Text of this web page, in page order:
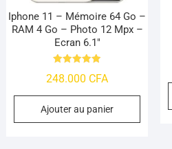
Iphone 11 – Mémoire 64 Go –
RAM 4 Go – Photo 12 Mpx –
Ecran 6.1″
4.95
248.000 CFA
Ajouter au panier